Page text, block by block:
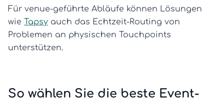
Für venue-geführte Abläufe können Lösungen
wie Tapsy auch das Echtzeit-Routing von
Problemen an physischen Touchpoints
unterstützen.
So wählen Sie die beste Event-